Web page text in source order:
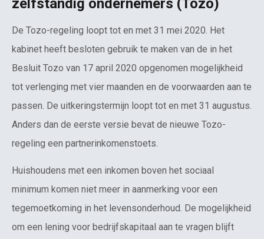
De Tozo-regeling loopt tot en met 31 mei 2020. Het
kabinet heeft besloten gebruik te maken van de in het
Besluit Tozo van 17 april 2020 opgenomen mogelijkheid
tot verlenging met vier maanden en de voorwaarden aan te
passen. De uitkeringstermijn loopt tot en met 31 augustus.
Anders dan de eerste versie bevat de nieuwe Tozo-
regeling een partnerinkomenstoets.
Huishoudens met een inkomen boven het sociaal
minimum komen niet meer in aanmerking voor een
tegemoetkoming in het levensonderhoud. De mogelijkheid
om een lening voor bedrijfskapitaal aan te vragen blijft